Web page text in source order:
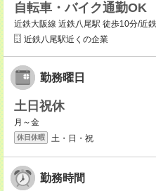
自転車・バイク通勤OK
近鉄大阪線 近鉄八尾駅 徒歩10分/近
近鉄八尾駅近くの企業
勤務曜日
土日祝休
月～金
休日休暇 土・日・祝
勤務時間